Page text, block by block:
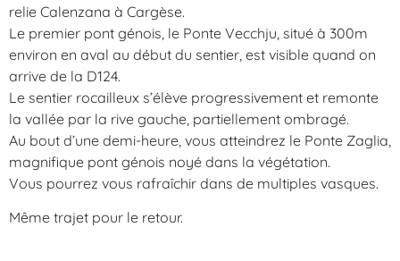
relie Calenzana à Cargèse.
Le premier pont génois, le Ponte Vecchju, situé à 300m
environ en aval au début du sentier, est visible quand on
arrive de la D124.
Le sentier rocailleux s’élève progressivement et remonte
la vallée par la rive gauche, partiellement ombragé.
Au bout d’une demi-heure, vous atteindrez le Ponte Zaglia,
magnifique pont génois noyé dans la végétation.
Vous pourrez vous rafraîchir dans de multiples vasques.
Même trajet pour le retour.